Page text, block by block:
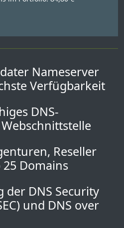
Nameserver
Verfügbarkeit
DNS-
Reseller
Domains
der DNS Security
und DNS over